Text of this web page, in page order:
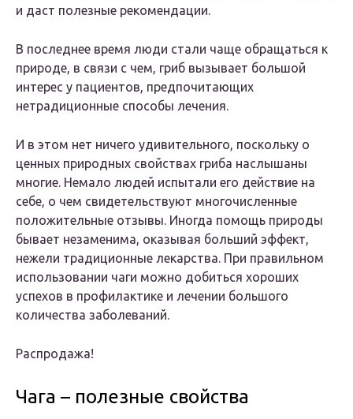
и даст полезные рекомендации.
В последнее время люди стали чаще обращаться к
природе, в связи с чем, гриб вызывает большой
интерес у пациентов, предпочитающих
нетрадиционные способы лечения.
И в этом нет ничего удивительного, поскольку о
ценных природных свойствах гриба наслышаны
многие. Немало людей испытали его действие на
себе, о чем свидетельствуют многочисленные
положительные отзывы. Иногда помощь природы
бывает незаменима, оказывая больший эффект,
нежели традиционные лекарства. При правильном
использовании чаги можно добиться хороших
успехов в профилактике и лечении большого
количества заболеваний.
Распродажа!
Чага – полезные свойства